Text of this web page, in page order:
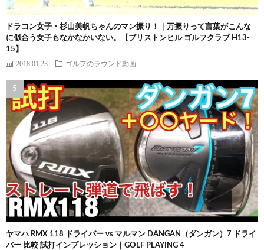
ドラコン女子・杉山美帆ちゃんのマン振り！｜万振りって言葉がこんな
に似合う女子もなかなかいない。【ブリストンヒル ゴルフクラブ H13-
15】
2018.01.23 ゴルフのラウンド動画
ヤマハ RMX 118 ドライバー vs マルマン DANGAN（ダンガン）7 ドライ
バー 比較 試打インプレッション｜GOLF PLAYING 4